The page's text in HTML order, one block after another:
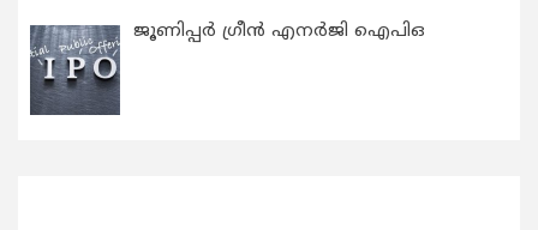
ജൂണിപ്പർ ഗ്രീൻ എനർജി ഐപിഒ